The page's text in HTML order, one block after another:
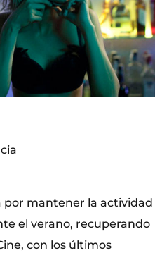
por mantener la actividad
el verano, recuperando
con los últimos